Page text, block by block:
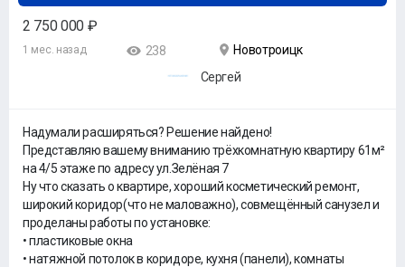
2 750 000 ₽
1 мес. назад 238
Новотроицк
Сергей
Надумали расширяться? Решение найдено!
Представляю вашему вниманию трёхкомнатную квартиру 61м²
на 4/5 этаже по адресу ул.Зелёная 7
Ну что сказать о квартире, хороший косметический ремонт,
широкий коридор(что не маловажно), совмещённый санузел и
проделаны работы по установке:
• пластиковые окна
• натяжной потолок в коридоре, кухня (панели), комнаты